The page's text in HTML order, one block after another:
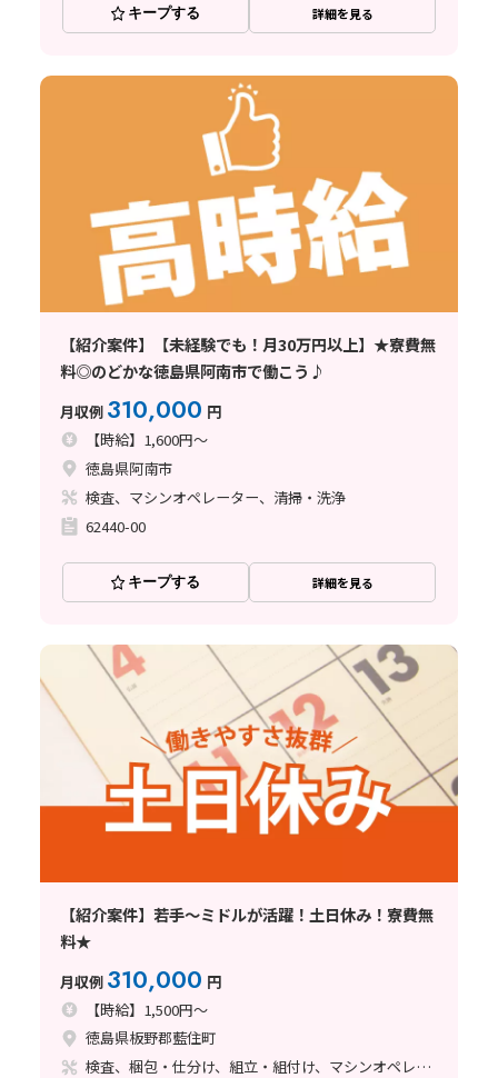
キープする 詳細を見る
【紹介案件】【未経験でも！月30万円以上】★寮費無
料◎のどかな徳島県阿南市で働こう♪
月収例 310,000 円
【時給】1,600円～
徳島県阿南市
検査、マシンオペレーター、清掃・洗浄
62440-00
キープする 詳細を見る
【紹介案件】若手～ミドルが活躍！土日休み！寮費無
料★
月収例 310,000 円
【時給】1,500円～
徳島県板野郡藍住町
検査、梱包・仕分け、組立・組付け、マシンオペレーター、玉掛け・クレーン